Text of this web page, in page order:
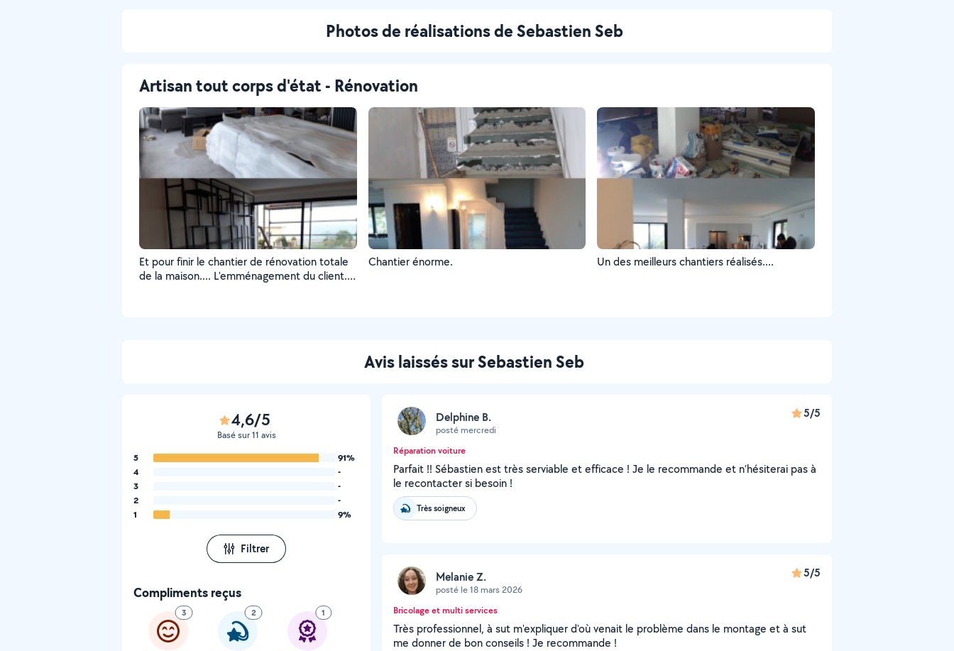
Photos de réalisations de Sebastien Seb
Artisan tout corps d'état - Rénovation
Et pour finir le chantier de rénovation totale
de la maison.... L'emménagement du client.
Chantier énorme. Un des meilleurs chantiers réalisés....
Avis laissés sur Sebastien Seb
4,6/5
Basé sur 11 avis
5
91%
4
-
3
-
2
-
1
9%
Filtrer
Compliments reçus
3 2 1
Delphine B.
posté mercredi
5/5
Réparation voiture
Parfait !! Sébastien est très serviable et efficace ! Je le recommande et n’hésiterai pas à
le recontacter si besoin !
Très soigneux
Melanie Z.
posté le 18 mars 2026
5/5
Bricolage et multi services
Très professionnel, à sut m'expliquer d'où venait le problème dans le montage et à sut
me donner de bon conseils ! Je recommande !